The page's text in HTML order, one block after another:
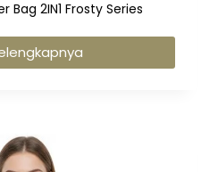
2IN1 Frosty Series